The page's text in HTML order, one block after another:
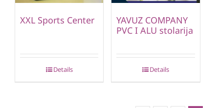
XXL Sports Center
Details
YAVUZ COMPANY
PVC I ALU stolarija
Details